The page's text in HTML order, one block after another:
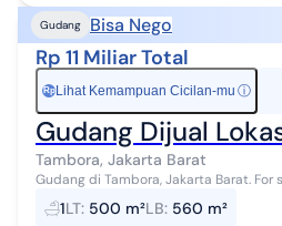
Gudang Bisa Nego
Rp 11 Miliar Total
Rp Lihat Kemampuan Cicilan-mu ⓘ
Gudang Dijual
Tambora, Jakarta Barat
Gudang di Tambora, Jakarta Barat. For sale di wilayah yang tenang.
Dengan spesifikasinya adalah sebagai berikut: - Kamar
Sertifikat...
1LT: 500 m²LB: 560 m²